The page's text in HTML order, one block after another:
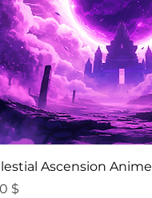
Ascension
$